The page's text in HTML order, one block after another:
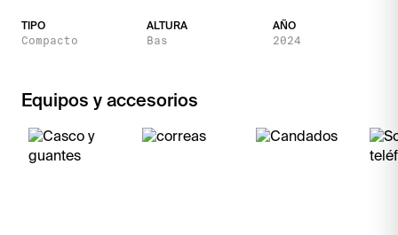
TIPO
Compacto
ALTURA
Bas
AÑO
2024
Equipos y accesorios